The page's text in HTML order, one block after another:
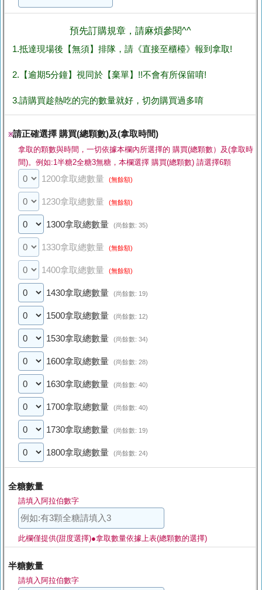
預先訂購規章，請麻煩參閱^^
1.抵達現場後【無須】排隊，請《直接至櫃檯》報到拿取!
2.【逾期5分鐘】視同於【棄單】!!不會有所保留唷!
3.請購買趁熱吃的完的數量就好，切勿購買過多唷
※ 請正確選擇 購買(總顆數)及(拿取時間)
拿取的顆數與時間，一切依據本欄內所選擇的 購買(總顆數）及(拿取時
間)。例如:1半糖2全糖3無糖，本欄選擇 購買(總顆數) 請選擇6顆
1200拿取總數量 (無餘額)
1230拿取總數量 (無餘額)
1300拿取總數量 (尚餘數: 35)
1330拿取總數量 (無餘額)
1400拿取總數量 (無餘額)
1430拿取總數量 (尚餘數: 19)
1500拿取總數量 (尚餘數: 12)
1530拿取總數量 (尚餘數: 34)
1600拿取總數量 (尚餘數: 28)
1630拿取總數量 (尚餘數: 40)
1700拿取總數量 (尚餘數: 40)
1730拿取總數量 (尚餘數: 19)
1800拿取總數量 (尚餘數: 24)
全糖數量
請填入阿拉伯數字
此欄僅提供(甜度選擇)●拿取數量依據上表(總顆數的選擇)
半糖數量
請填入阿拉伯數字